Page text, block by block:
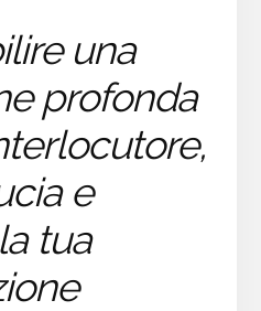
una
profonda
e
tua